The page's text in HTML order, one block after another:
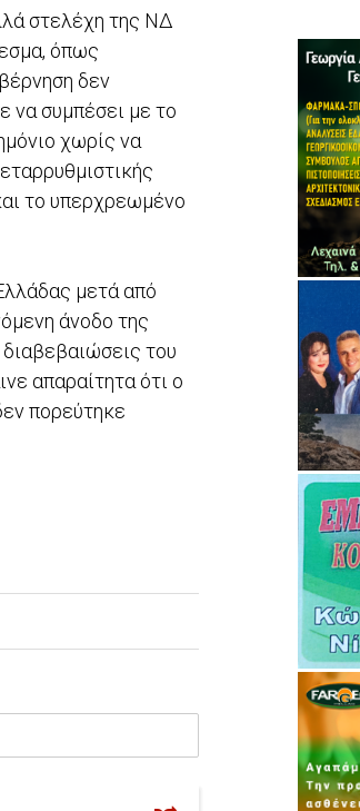
στελέχη της ΝΔ
όπως
δεν
να συμπέσει με το
χωρίς να
το υπερχρεωμένο
μετά από
άνοδο της
του
απαραίτητα ότι ο
πορεύτηκε